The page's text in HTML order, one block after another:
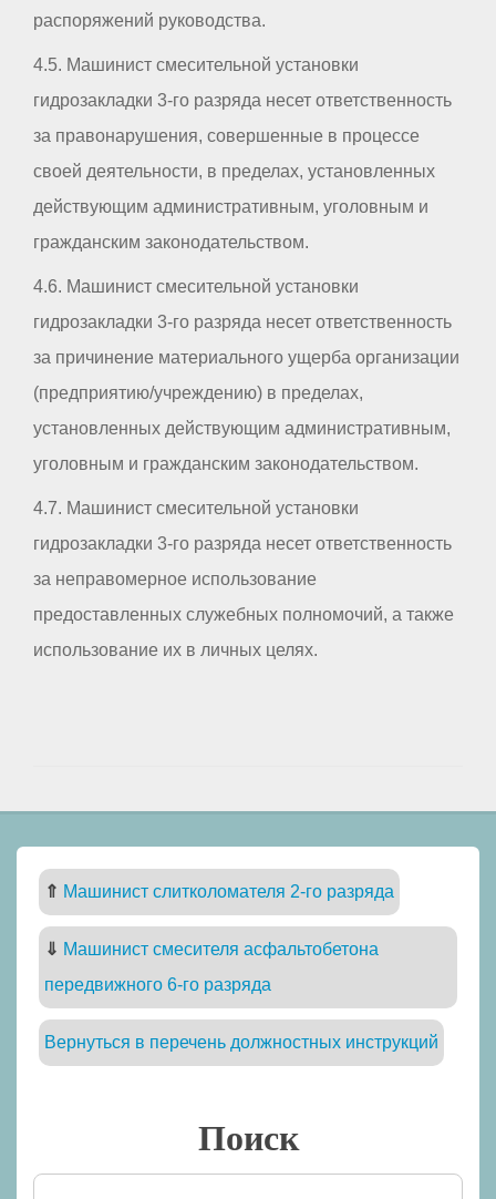
распоряжений руководства.
4.5. Машинист смесительной установки
гидрозакладки 3-го разряда несет ответственность
за правонарушения, совершенные в процессе
своей деятельности, в пределах, установленных
действующим административным, уголовным и
гражданским законодательством.
4.6. Машинист смесительной установки
гидрозакладки 3-го разряда несет ответственность
за причинение материального ущерба организации
(предприятию/учреждению) в пределах,
установленных действующим административным,
уголовным и гражданским законодательством.
4.7. Машинист смесительной установки
гидрозакладки 3-го разряда несет ответственность
за неправомерное использование
предоставленных служебных полномочий, а также
использование их в личных целях.
⇑ Машинист слитколомателя 2-го разряда
⇓ Машинист смесителя асфальтобетона
передвижного 6-го разряда
Вернуться в перечень должностных инструкций
Поиск